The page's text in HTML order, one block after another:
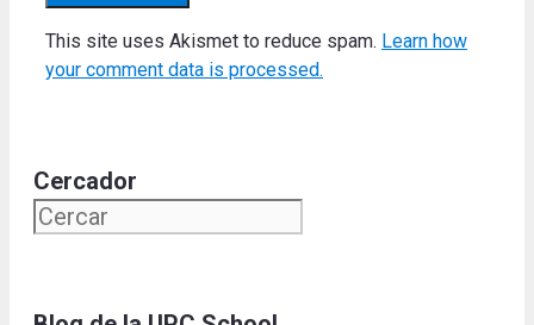
This site uses Akismet to reduce spam. Learn how
your comment data is processed.
Cercador